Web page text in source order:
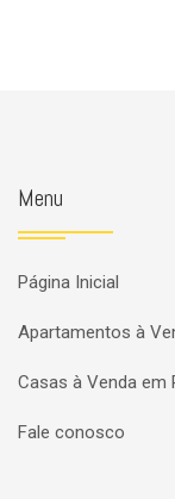
Menu
Página Inicial
Apartamentos à
Casas à Venda em
Fale conosco